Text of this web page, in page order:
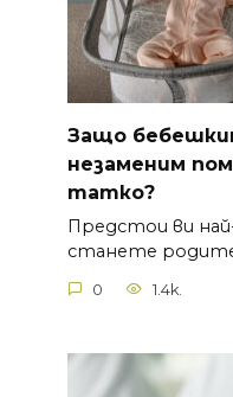
Защо
незаменим
татко?
Предстои ви
станете
0 1.4k.